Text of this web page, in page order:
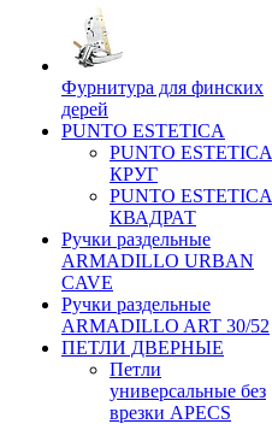
Фурнитура для финских
дерей
PUNTO ESTETICA
PUNTO ESTETICA
КРУГ
PUNTO ESTETICA
КВАДРАТ
Ручки раздельные
ARMADILLO URBAN
CAVE
Ручки раздельные
ARMADILLO ART 30/52
ПЕТЛИ ДВЕРНЫЕ
Петли
универсальные без
врезки APECS